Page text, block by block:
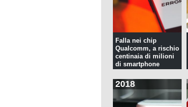
Falla nei chip
Qualcomm, a rischio
centinaia di milioni
di smartphone
2018